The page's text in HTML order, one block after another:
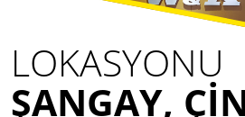
LOKASYONU
ŞANGAY,